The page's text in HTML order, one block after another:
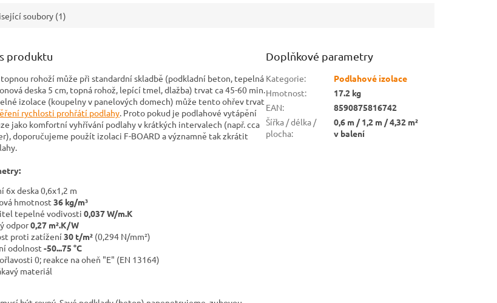
soubory (1)
produktu
rohoží může při standardní skladbě (podkladní beton, tepelná
deska 5 cm, topná rohož, lepící tmel, dlažba) trvat ca 45-60 min.
izolace (koupelny v panelových domech) může tento ohřev trvat
rychlosti prohřátí podlahy . Proto pokud je podlahové vytápění
jako komfortní vyhřívání podlahy v krátkých intervalech (např. cca
doporučujeme použít izolaci F-BOARD a významně tak zkrátit
6x deska 0,6x1,2 m
hmotnost 36 kg/m³
tepelné vodivosti 0,037 W/m.K
odpor0,27 m².K/W
proti zatížení 30 t/m² (0,294 N/mm²)
odolnost -50...75 °C
0; reakce na oheň "E" (EN 13164)
materiál
Doplňkové parametry
Kategorie:
Podlahové izolace
Hmotnost:
17.2 kg
EAN:
8590875816742
Šířka / délka /
plocha:
0,6 m / 1,2 m / 4,32 m²
v balení